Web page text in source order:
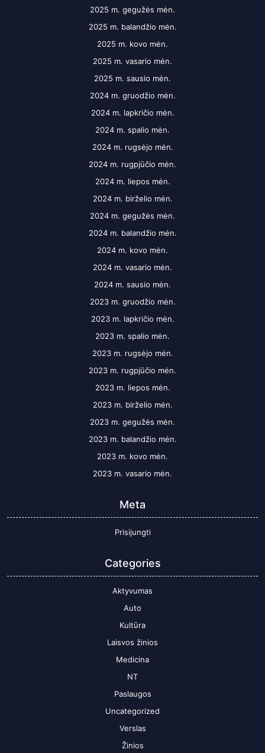
2025 m. gegužės mėn.
2025 m. balandžio mėn.
2025 m. kovo mėn.
2025 m. vasario mėn.
2025 m. sausio mėn.
2024 m. gruodžio mėn.
2024 m. lapkričio mėn.
2024 m. spalio mėn.
2024 m. rugsėjo mėn.
2024 m. rugpjūčio mėn.
2024 m. liepos mėn.
2024 m. birželio mėn.
2024 m. gegužės mėn.
2024 m. balandžio mėn.
2024 m. kovo mėn.
2024 m. vasario mėn.
2024 m. sausio mėn.
2023 m. gruodžio mėn.
2023 m. lapkričio mėn.
2023 m. spalio mėn.
2023 m. rugsėjo mėn.
2023 m. rugpjūčio mėn.
2023 m. liepos mėn.
2023 m. birželio mėn.
2023 m. gegužės mėn.
2023 m. balandžio mėn.
2023 m. kovo mėn.
2023 m. vasario mėn.
Meta
Prisijungti
Categories
Aktyvumas
Auto
Kultūra
Laisvos žinios
Medicina
NT
Paslaugos
Uncategorized
Verslas
Žinios